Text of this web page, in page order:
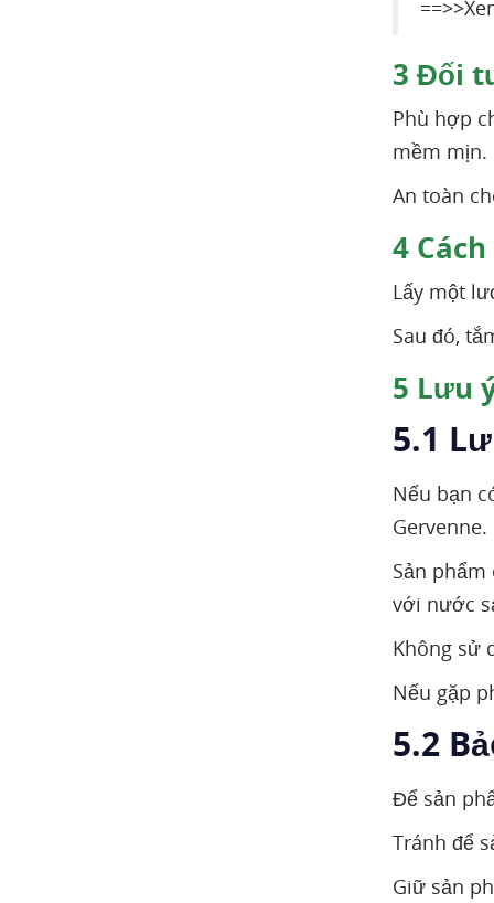
3 Đối
Phù hợp
mềm mịn.
An toàn
4
Lấy một
Sau đó,
5 Lưu
5.1
Nếu bạn
Gervenne.
Sản
với nước
Không sử
Nếu gặp
5.2
Để sản
Tránh để
Giữ sản